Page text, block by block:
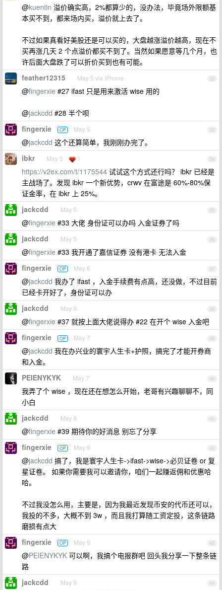
@kuentin 溢价确实高，2%都算少的，没办法，毕竟场外限额基
本买不到，都来场内买，溢价就上去了。
不过如果真看好美股还是可以买的，大盘越涨溢价越高，现在不
买再涨几天 2 个点溢价都买不到了。当然如果愿意等几个月，也
许后面大盘跌了可以折价买到也有可能。
32
feather12315 May 5 via iPhone
@fingerxie #27 ifast 只是用来激活 wise 用的
@jackcdd #28 半个呗
33
fingerxie OP May 5
@jackcdd 这个还算简单，我刚刚办完了。
34
ibkr May 5 1
https://v2ex.com/t/1175544 试试这个方式还行吗？ ibkr 已经是
主战场了。发现 ibkr 一个新优势，crwv 在富途是 60%-80%保
证金率，在 ibkr 上 25%。
35
jackcdd May 5
@fingerxie #33 大佬 身份证可以办吗 入金证券了吗
36
jackcdd May 5
@fingerxie #33 我开通了嘉信证券 没有港卡 无法入金
37
fingerxie OP May 6
@jackcdd 我办了 ifast ，入金手续费有点高，还没做，不过目前
已经卡开好了，身份证可以办
38
jackcdd May 6
@fingerxie #37 就按上面大佬说得办 #22 在开个 wise 入金吧
39
fingerxie OP May 7
@jackcdd 我在办兴业的寰宇人生卡+护照，搞完了才能开券商
和入金。
40
PEIENYKYK May 7
我弄了个 wise ，现在还在想怎么开始，老哥有兴趣聊聊不，同
小白
41
jackcdd May 8
@fingerxie #39 期待你的好消息 别忘了分享
42
fingerxie OP May 9
@jackcdd 搞了，我是寰宇人生卡->ifast->wise->必贝证卷 or 复
星证卷。 如果你需要我可以邀请你，咱们一起赚返佣和优惠哈
哈。
不过我没怎么用，主要是，因为我最近发现币安的代币还可以，
我投的不多，大概不到 3w ，而且我打算随工资定投，这条链路
磨损有点大
43
fingerxie OP May 9
@PEIENYKYK 可以啊，我搞个电报群吧 回头我分享一下整条链
路
44
jackcdd May 9